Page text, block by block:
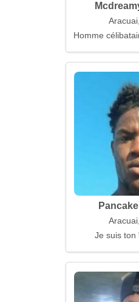
Homme
Je suis ton